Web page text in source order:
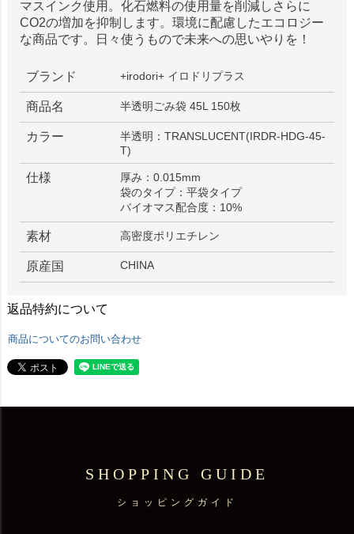
マスインク使用。化石燃料の使用量を削減しさらに
CO2の増加を抑制します。環境に配慮したエコロジー
な商品です。日々使うもので未来への思いやりを！
ブランド +irodori+ イロドリプラス
商品名 半透明ごみ袋 45L 150枚
カラー
半透明：TRANSLUCENT(IRDR-HDG-45-
T)
仕様
厚み：0.015mm
袋のタイプ：平袋タイプ
バイオマス配合度：10%
素材 高密度ポリエチレン
原産国 CHINA
返品特約について
商品についてのお問い合わせ
SHOPPING GUIDE
ショッピングガイド